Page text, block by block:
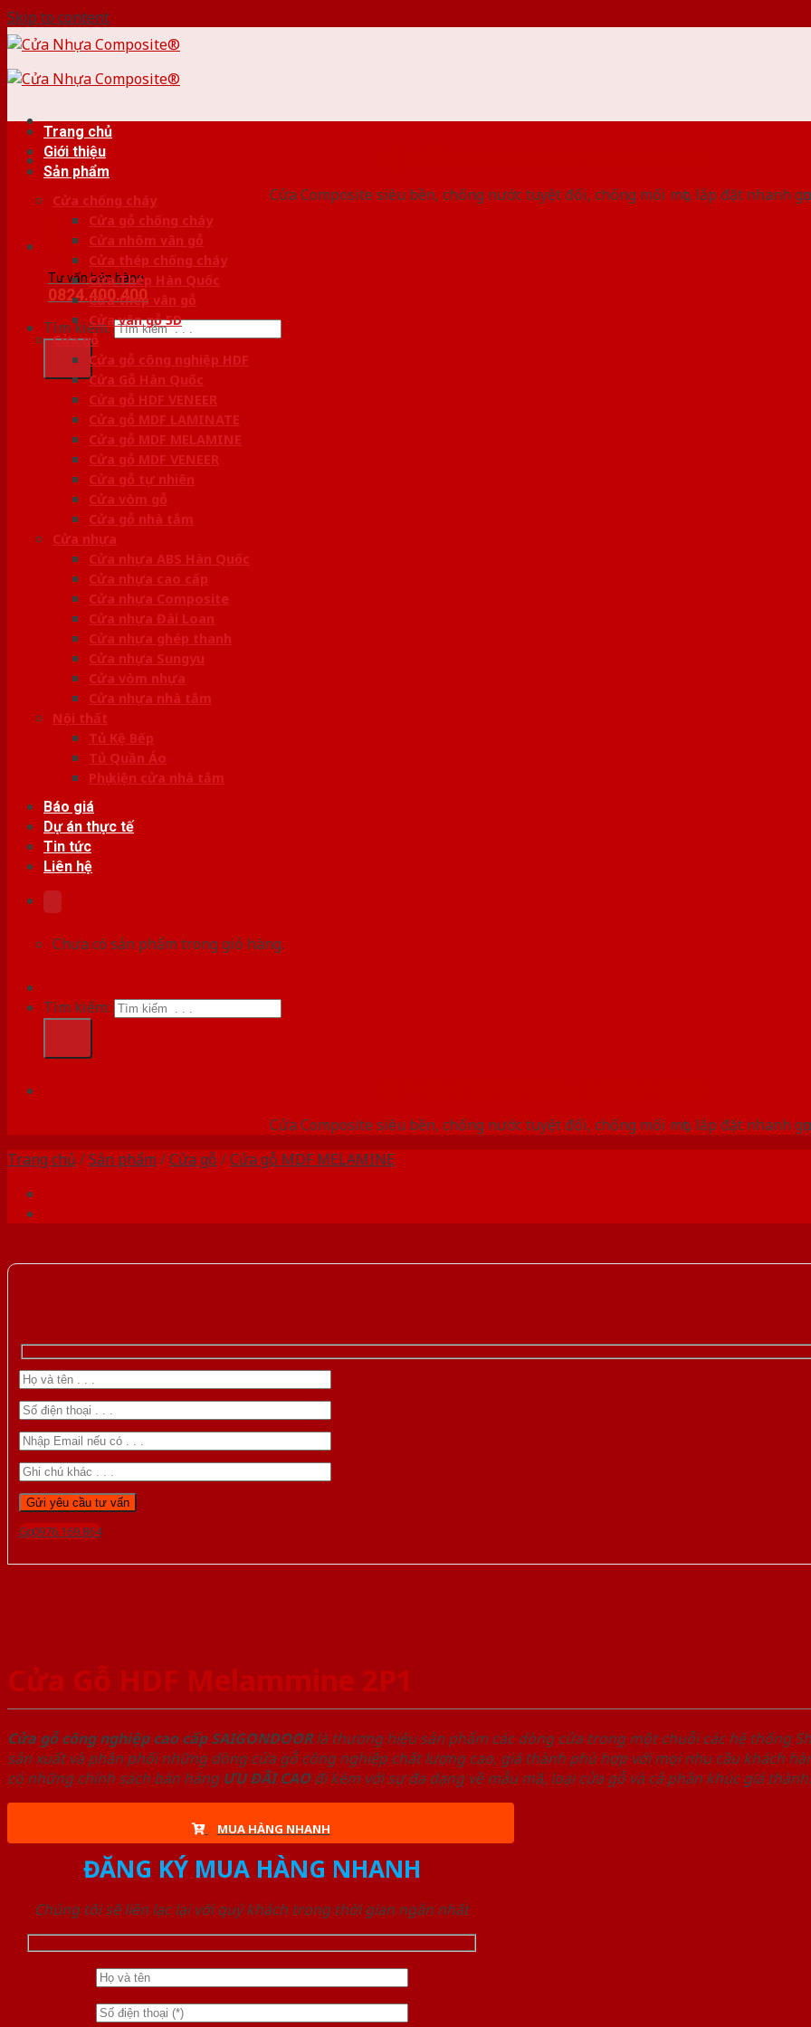
Skip to content
Cửa Composite siêu bền, chống nước tuyệt đối, chống mối mọt, lắp đặt nhanh gọn
Tư vấn bán hàng
0824.400.400
Tìm kiếm:
Trang chủ
Giới thiệu
Sản phẩm
Cửa chống cháy
Cửa gỗ chống cháy
Cửa nhôm vân gỗ
Cửa thép chống cháy
Cửa Thép Hàn Quốc
Cửa thép vân gỗ
Cửa vân gỗ 5D
Cửa gỗ
Cửa gỗ công nghiệp HDF
Cửa Gỗ Hàn Quốc
Cửa gỗ HDF VENEER
Cửa gỗ MDF LAMINATE
Cửa gỗ MDF MELAMINE
Cửa gỗ MDF VENEER
Cửa gỗ tự nhiên
Cửa vòm gỗ
Cửa gỗ nhà tắm
Cửa nhựa
Cửa nhựa ABS Hàn Quốc
Cửa nhựa cao cấp
Cửa nhựa Composite
Cửa nhựa Đài Loan
Cửa nhựa ghép thanh
Cửa nhựa Sungyu
Cửa vòm nhựa
Cửa nhựa nhà tắm
Nội thất
Tủ Kệ Bếp
Tủ Quần Áo
Phụ kiện cửa nhà tắm
Báo giá
Dự án thực tế
Tin tức
Liên hệ
Chưa có sản phẩm trong giỏ hàng.
Tìm kiếm:
Cửa Composite siêu bền, chống nước tuyệt đối, chống mối mọt, lắp đặt nhanh gọn
Trang chủ /Sản phẩm /Cửa gỗ /Cửa gỗ MDF MELAMINE
Gọi 0976.169.864
Cửa Gỗ HDF Melammine 2P1
Cửa gỗ công nghiệp cao cấp SAIGONDOORlà thương hiệu sản phẩm các dòng cửa trong một chuỗi các hệ thống
sản xuất và phân phối những dòng cửa gỗ công nghiệp chất lượng cao, giá thành phù hợp với mọi nhu cầu khách
có những chính sách bán hàng ƯU ĐÃI CAOđi kèm với sự đa dạng về mẫu mã, loại cửa gỗ và cả phân khúc giá thành.
MUA HÀNG NHANH
ĐĂNG KÝ MUA HÀNG NHANH
Chúng tôi sẽ liên lạc lại với quý khách trong thời gian ngắn nhất